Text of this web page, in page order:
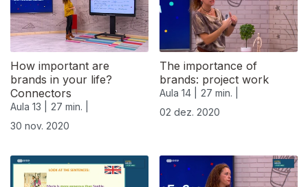
How important are
brands in your life?
Connectors
Aula 13 |
27 min. |
30 nov. 2020
The importance of
brands: project work
Aula 14 |
27 min. |
02 dez. 2020